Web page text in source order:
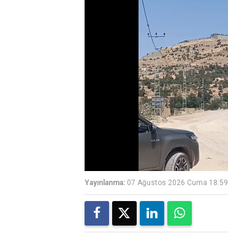
Yayınlanma: 07 Ağustos 2026 Cuma 18:59